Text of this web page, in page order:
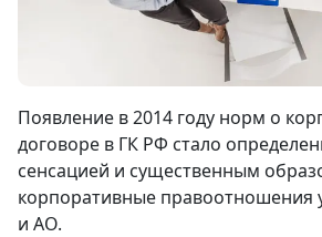
Появление в 2014 году норм о
договоре в ГК РФ стало
сенсацией и существенным
корпоративные правоотношения
и АО.